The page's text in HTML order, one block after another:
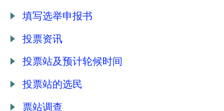
填写选举申报书
投票资讯
投票站及预计轮候时间
投票站的选民
票站调查